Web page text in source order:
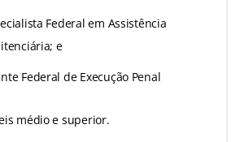
Federal em Assistência
e
Federal de Execução Penal
médio e superior.